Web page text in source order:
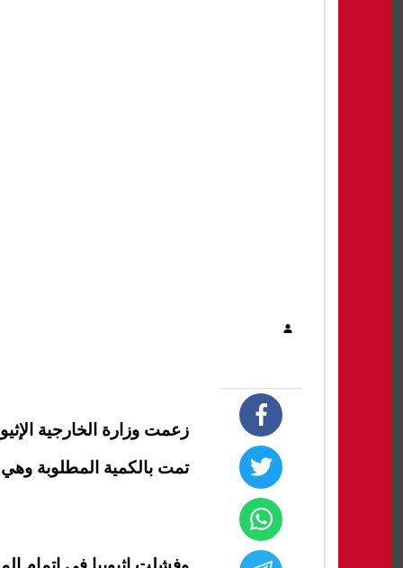
زعمت وزارة الخارجية
تمت بالكمية المطلوبة وهي 13.5 مليار متر مكعب.